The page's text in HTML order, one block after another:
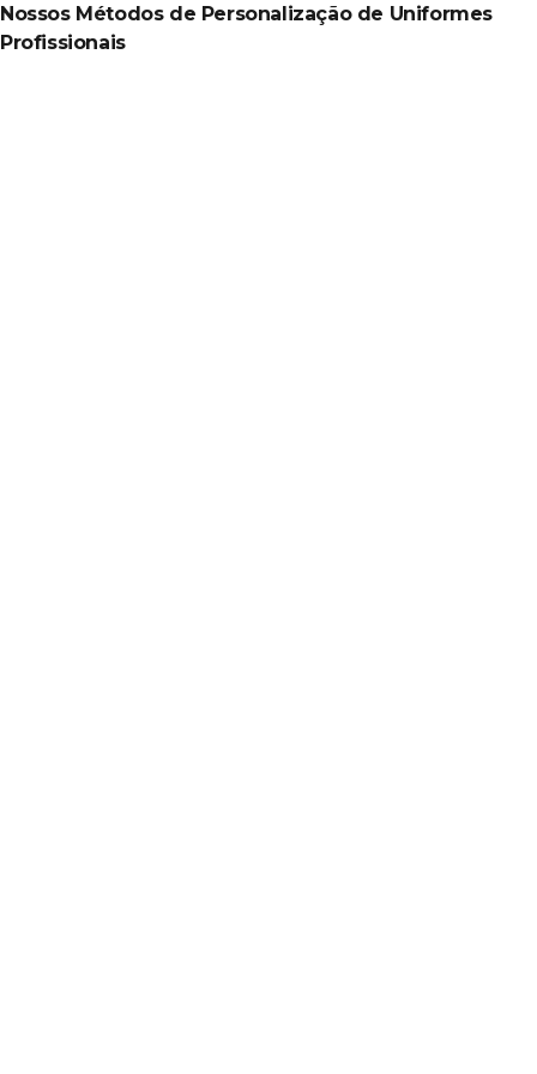
Nossos Métodos de Personalização de Uniformes
Profissionais